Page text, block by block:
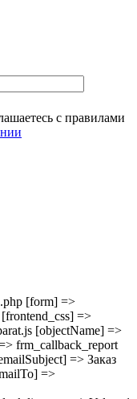
c правилами
[form] =>
=>
[objectName] =>
frm_callback_report
=> Заказ
=>